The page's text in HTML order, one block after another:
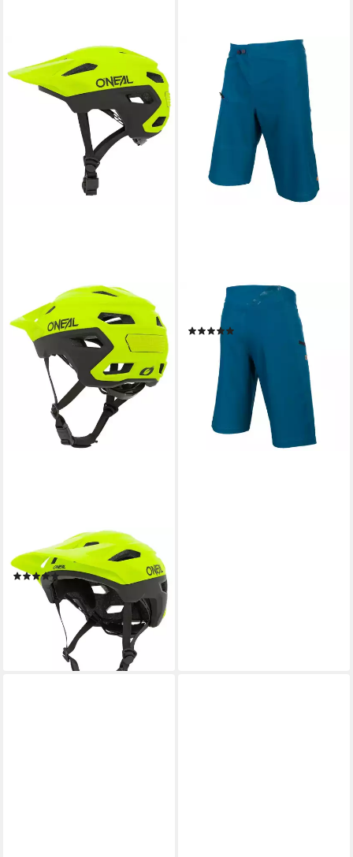
O’NEAL
Mountainbikehelm
(5)
53,89 € UVP 99,99 €
lieferbar - in 4-5 Werktagen bei dir
Fahrradhose
ab 23,89 € 59,99 €
lieferbar - in 4-5 Werktagen bei dir